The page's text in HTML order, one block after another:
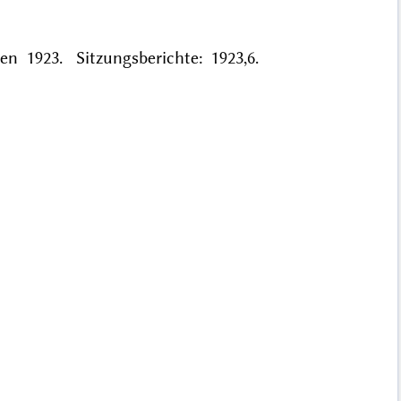
1923. Sitzungsberichte: 1923,6.